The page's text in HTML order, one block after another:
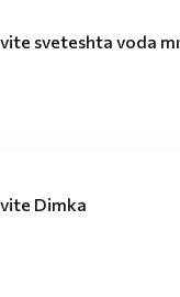
sveteshta voda
Dimka